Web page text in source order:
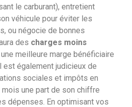
le carburant), entretient
véhicule pour éviter les
ou négocie de bonnes
des charges moins
meilleure marge bénéficiaire
est également judicieux de
sociales et impôts en
une part de son chiffre
dépenses. En optimisant vos